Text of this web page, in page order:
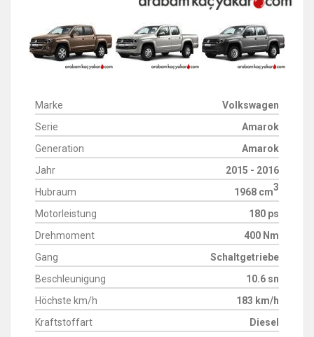
Volkswagen
Marke
Amarok
Serie
Amarok
Generation
2015 - 2016
Jahr
1968 cm3
Hubraum
180 ps
Motorleistung
400 Nm
Drehmoment
Schaltgetriebe
Gang
10.6 sn
Beschleunigung
183 km/h
Höchste km/h
Diesel
Kraftstoffart